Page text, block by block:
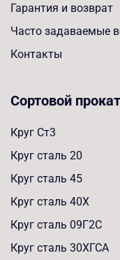
Гарантия и возврат
Часто задаваемые
Контакты
Сортовой прокат
Круг Ст3
Круг сталь 20
Круг сталь 45
Круг сталь 40Х
Круг сталь 09Г2С
Круг сталь 30ХГСА